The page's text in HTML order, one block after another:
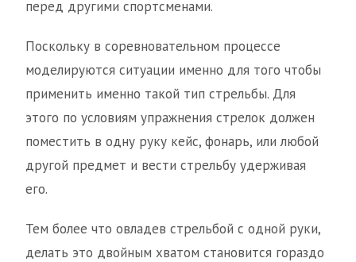
перед другими спортсменами.
Поскольку в соревновательном процессе
моделируются ситуации именно для того чтобы
применить именно такой тип стрельбы. Для
этого по условиям упражнения стрелок должен
поместить в одну руку кейс, фонарь, или любой
другой предмет и вести стрельбу удерживая
его.
Тем более что овладев стрельбой с одной руки,
делать это двойным хватом становится гораздо